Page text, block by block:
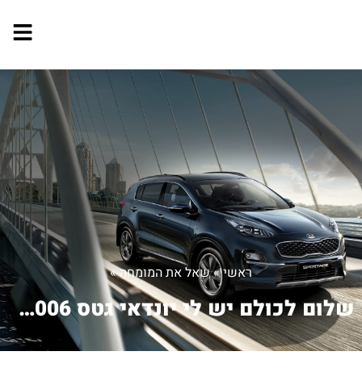
ראשי»שאל את המומחה»
שלום לכולם יש לי יונדאי גטס 2006 שאנ...